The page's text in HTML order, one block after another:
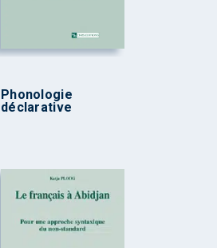
Phonologie
déclarative